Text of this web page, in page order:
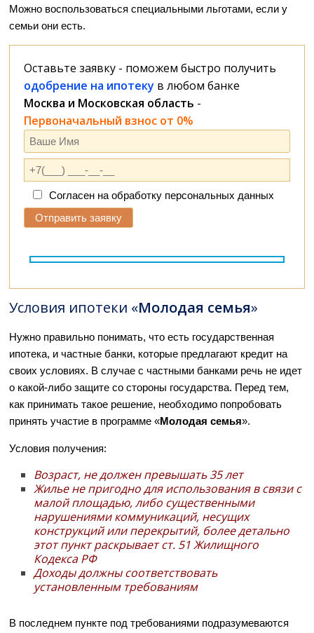
Можно воспользоваться специальными льготами, если у
семьи они есть.
Оставьте заявку - поможем быстро получить
одобрение на ипотеку в любом банке
Москва и Московская область -
Первоначальный взнос от 0%
Согласен на обработку персональных данных
Условия ипотеки «Молодая семья»
Нужно правильно понимать, что есть государственная
ипотека, и частные банки, которые предлагают кредит на
своих условиях. В случае с частными банками речь не идет
о какой-либо защите со стороны государства. Перед тем,
как принимать такое решение, необходимо попробовать
принять участие в программе «Молодая семья».
Условия получения:
Возраст, не должен превышать 35 лет
Жилье не пригодно для использования в связи с
малой площадью, либо существенными
нарушениями коммуникаций, несущих
конструкций или перекрытий, более детально
этот пункт раскрывает ст. 51 Жилищного
Кодекса РФ
Доходы должны соответствовать
установленным требованиям
В последнем пункте под требованиями подразумеваются